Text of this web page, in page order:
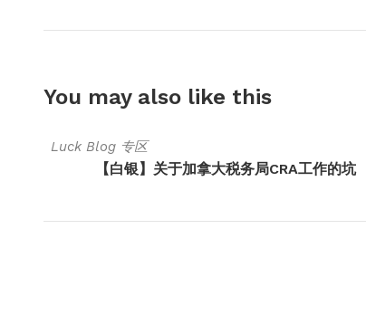
You may also like this
Luck Blog 专区
【白银】关于加拿大税务局CRA工作的坑